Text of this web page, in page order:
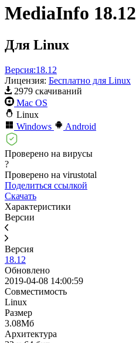
MediaInfo 18.12
Для Linux
Версия:18.12
Лицензия: Бесплатно для Linux
2979 скачиваний
Mac OS
Linux
Windows
Android
Проверено на вирусы
?
Проверено на virustotal
Поделиться ссылкой
Скачать
Характеристики
Версии
Версия
18.12
Обновлено
2019-04-08 14:00:59
Совместимость
Linux
Размер
3.08Мб
Архитектура